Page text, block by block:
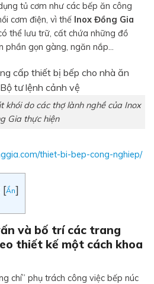
tủ cơm như các bếp ăn công
cơm điện, vì thế Inox Đồng Gia
thể lưu trữ, cất chứa những đồ
phần gọn gàng, ngăn nắp…
khói do các thợ lành nghề của Inox
Gia thực hiện
thiet-bi-bep-cong-nghiep/
[Ẩn]
và bố trí các trang
thiết kế một cách khoa
chí” phụ trách công việc bếp núc